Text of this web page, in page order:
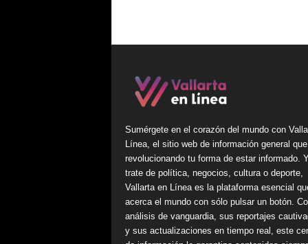
Sumérgete en el corazón del mundo con
Línea, el sitio web de información general
revolucionando tu forma de estar informado.
trate de política, negocios, cultura o deporte,
Vallarta en Línea es la plataforma esencial
acerca el mundo con sólo pulsar un botón.
análisis de vanguardia, sus reportajes
y sus actualizaciones en tiempo real, este